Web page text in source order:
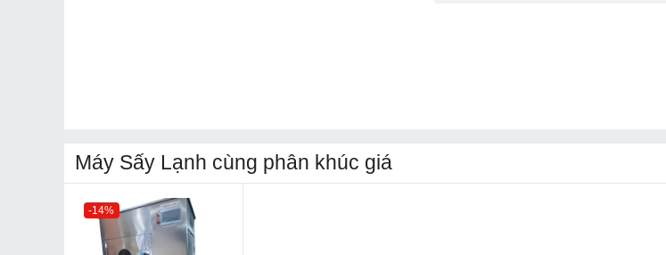
Máy Sấy Lạnh cùng phân khúc giá
-14%